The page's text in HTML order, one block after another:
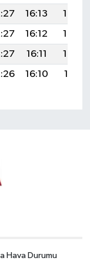
16:13
19:15
16:12
19:14
16:11
19:12
16:10 19:11
Hava Durumu